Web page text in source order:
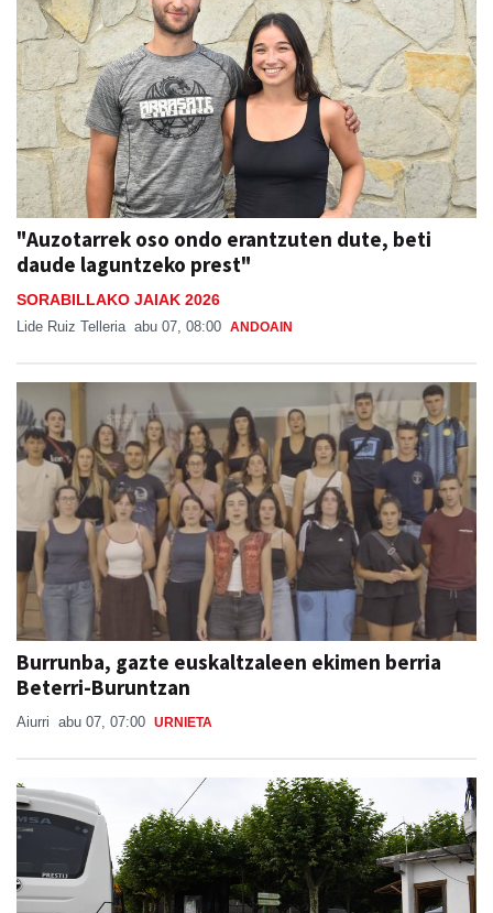
"Auzotarrek oso ondo erantzuten dute, beti
daude laguntzeko prest"
SORABILLAKO JAIAK 2026
Lide Ruiz Telleria abu 07, 08:00 ANDOAIN
Burrunba, gazte euskaltzaleen ekimen berria
Beterri-Buruntzan
Aiurri abu 07, 07:00 URNIETA